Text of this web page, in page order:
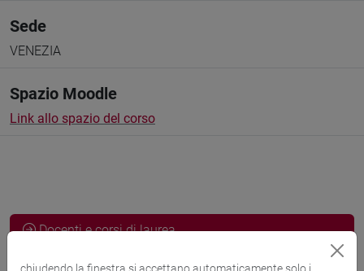
Sede
VENEZIA
Spazio Moodle
Link allo spazio del corso
Docenti e corsi di laurea